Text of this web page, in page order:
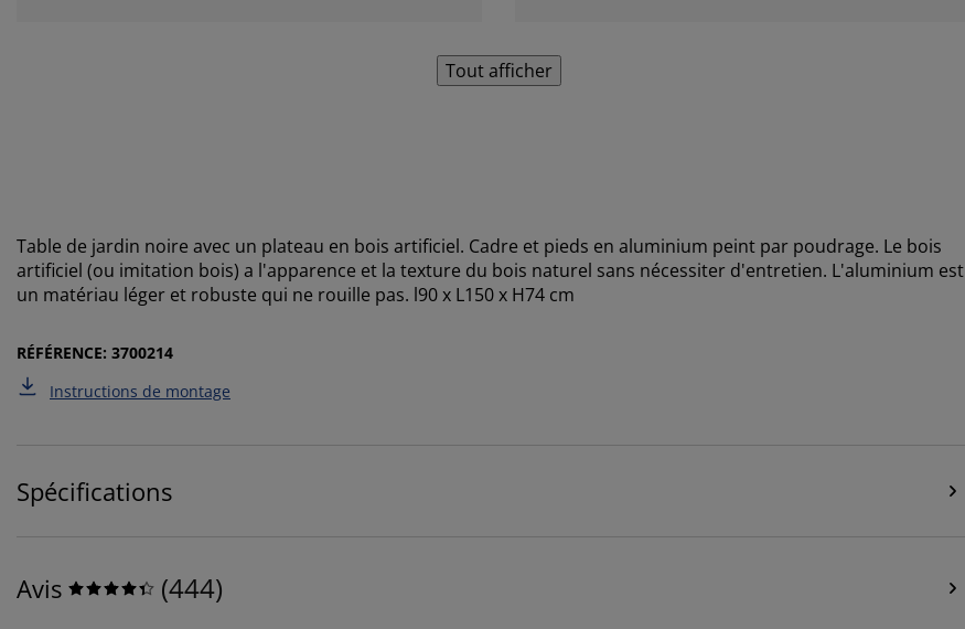
Tout afficher
Table de jardin noire avec un plateau en bois artificiel. Cadre et pieds en aluminium peint par poudrage. Le bois
artificiel (ou imitation bois) a l'apparence et la texture du bois naturel sans nécessiter d'entretien. L'aluminium est
un matériau léger et robuste qui ne rouille pas. l90 x L150 x H74 cm
RÉFÉRENCE: 3700214
Instructions de montage
Spécifications
Avis (444)